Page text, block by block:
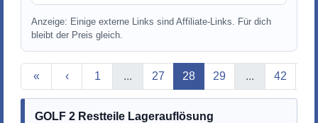
Anzeige: Einige externe Links sind Affiliate-Links. Für dich
bleibt der Preis gleich.
« ‹ 1 ... 27 Aktuelle Seite
28 29 ... 42
GOLF 2 Restteile Lagerauflösung